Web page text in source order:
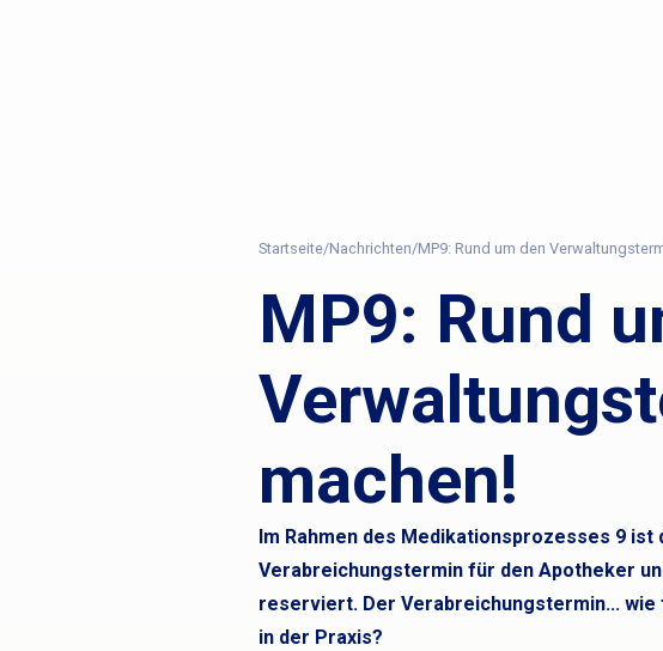
Startseite/Nachrichten/MP9: Rund um den
MP9: Rund
machen!
Im Rahmen des Medikationsprozesses 9 ist
Verabreichungstermin für den Apotheker
reserviert. Der Verabreichungstermin...
in der Praxis?